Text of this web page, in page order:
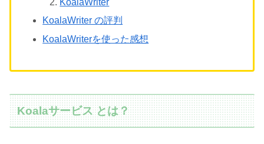
KoalaWriter
KoalaWriter の評判
KoalaWriterを使った感想
Koalaサービス とは？